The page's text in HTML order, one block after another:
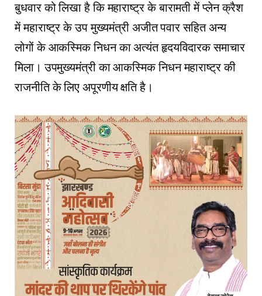
बुधवार को लिखा है कि महाराष्ट्र के बारामती में प्लेन क्रैश
में महाराष्ट्र के उप मुख्यमंत्री अजीत पवार सहित अन्य
लोगों के आकस्मिक निधन का अत्यंत हृदयविदारक समाचार
मिला। उपमुख्यमंत्री का आकस्मिक निधन महाराष्ट्र की
राजनीति के लिए अपूरणीय क्षति है।